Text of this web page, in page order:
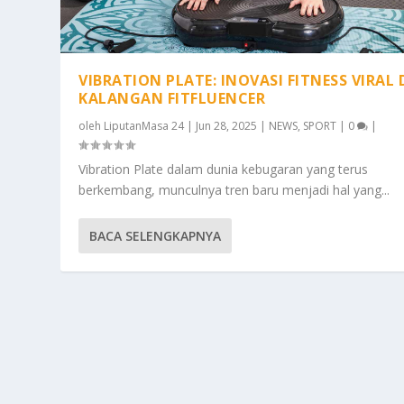
VIBRATION PLATE: INOVASI FITNESS VIRAL
KALANGAN FITFLUENCER
oleh LiputanMasa 24| Jun 28, 2025 | NEWS, SPORT | 0 |
Vibration Plate dalam dunia kebugaran yang terus
berkembang, munculnya tren baru menjadi hal yang...
BACA SELENGKAPNYA